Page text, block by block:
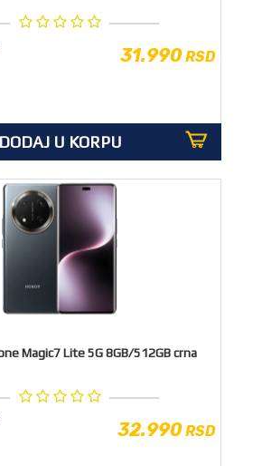
31.990RSD
DODAJ U KORPU
Magic7 Lite 5G 8GB/512GB crna
32.990RSD